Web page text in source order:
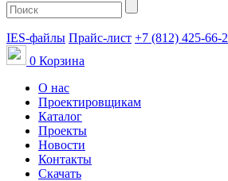
IES-файлы Прайс-лист +7 (812) 425-66-
0 Корзина
О нас
Проектировщикам
Каталог
Проекты
Новости
Контакты
Скачать